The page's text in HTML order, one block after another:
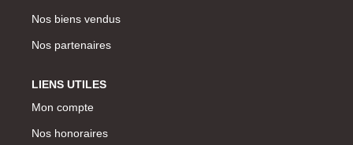
Nos biens vendus
Nos partenaires
LIENS UTILES
Mon compte
Nos honoraires